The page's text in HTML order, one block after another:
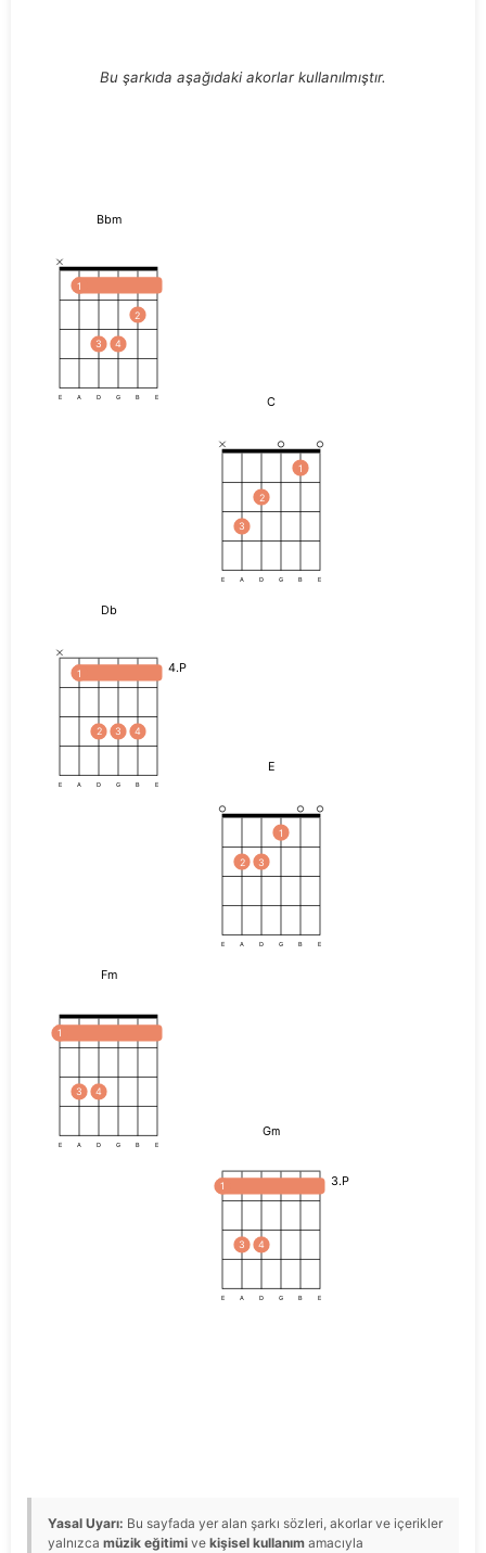
Bu şarkıda aşağıdaki akorlar kullanılmıştır.
Bbm
1
3 4
2
E A D G B E C
3
2
1
E A D G B E
Db
4.P
1
2 3 4
E A D G B E
E
2 3
1
E A D G B E
Fm
1
3 4
E A D G B E
Gm
3.P
1
3 4
E A D G B E
Yasal Uyarı: Bu sayfada yer alan şarkı sözleri, akorlar ve içerikler
yalnızca müzik eğitimi ve kişisel kullanım amacıyla